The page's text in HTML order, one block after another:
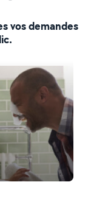
vos demandes